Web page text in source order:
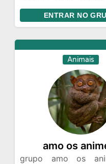
menos as regras e
qual quer tipo de
que ofender a
removido e não
nenhum tipo de
racismo, todos
ENTRAR NO
Animais
amo os
grupo amo os